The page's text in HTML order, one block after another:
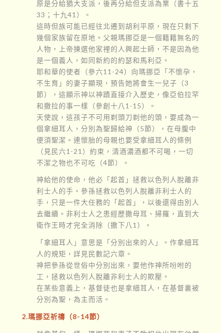
原是分給猶大支派，後再分給但支派為業（書十五
33；十九41）。
這時但族可能已經往北遷到胡利平原，現在只剩下
幾個家族留在原地。父親瑪挪亞是一個籍籍無名的
人物，上帝揀選他家裡的人興起士師，不是因為他
是一個義人，如同新約的約瑟和馬利亞。
耶和華的使者（參六11-24）向瑪挪亞「不懷孕，
不生育」的妻子顯現，預告她將會生一兒子（3
節），這顯示神以神蹟直接介入歷史，像亞伯拉罕
和撒拉的事一樣（參創十八1-15）。
天使說，這孩子不可用剃頭刀剃他的頭，要成為一
個拿細耳人，分別為聖歸給神（5節），在母腹中
便須聖潔。連懷胎的母親也要受拿細耳人的條例
（見民六1-21）約束，清酒濃酒都不可喝，一切
不潔之物也不可吃（4節）。
神給他的使命，他必「起首」拯救以色列人脫離非
利士人的手。參孫拯救以色列人脫離非利士人的
手，只是一件大任務的「起首」，以後還得由別人
去繼續。非利士人之患經歷撒母耳、掃羅，直到大
衛作王時才完全消除（撒下八1）。
「拿細耳人」意思是「分別出來的人」。作拿細耳
人的規矩，詳見民數記六章。
神把參孫從世俗中分別出來，要他作神所吩咐的
工，拯救以色列人脫離非利士人的欺壓。
在某些意義上，基督徒也是拿細耳人，在基督裏被
分別為聖，為主而活。
2.瑪挪亞祈禱（8-14節）